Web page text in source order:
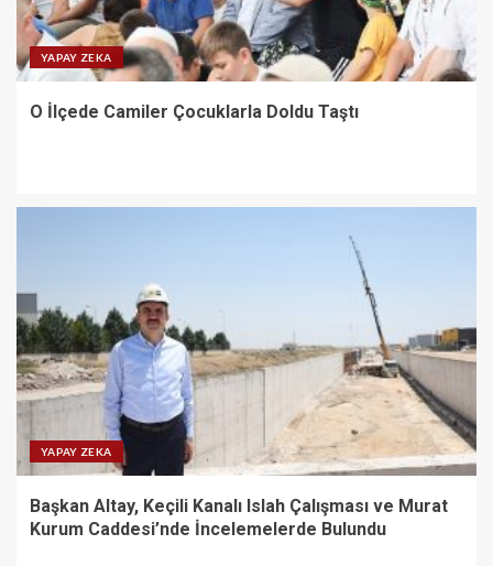
YAPAY ZEKA
O İlçede Camiler Çocuklarla Doldu Taştı
YAPAY ZEKA
Başkan Altay, Keçili Kanalı Islah Çalışması ve Murat
Kurum Caddesi’nde İncelemelerde Bulundu